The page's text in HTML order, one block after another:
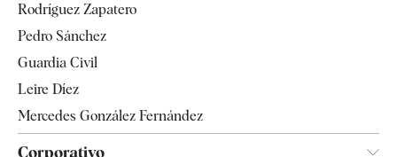
Televisión
Rodríguez Zapatero
Pedro Sánchez
Guardia Civil
Leire Díez
Mercedes González Fernández
Corporativo